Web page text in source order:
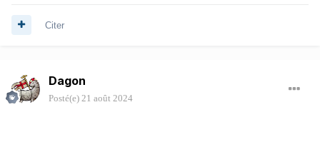
Citer
Dagon
Posté(e) 21 août 2024